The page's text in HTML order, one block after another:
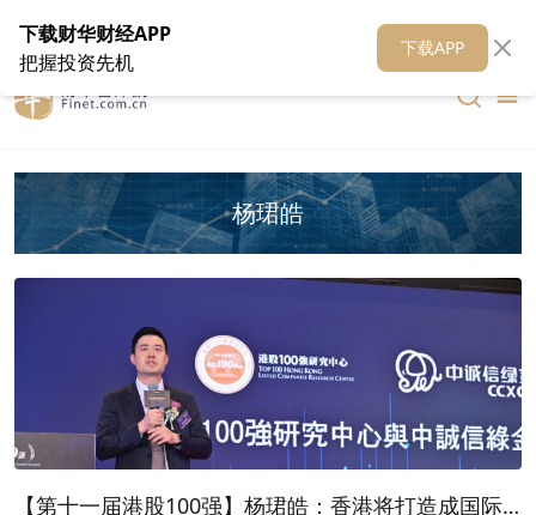
在线客服 关于我们 财华媒体矩阵 财华智库
杨珺皓
【第十一届港股100强】杨珺皓：香港将打造成国际
下载财华财经APP
把握投资先机
下载APP